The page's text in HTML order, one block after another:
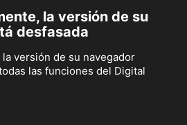
la versión de su
desfasada
versión de su navegador
las funciones del Digital